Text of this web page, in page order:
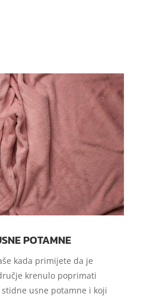
POTAMNE
kada primijete da je
krenulo poprimati
usne potamne i koji